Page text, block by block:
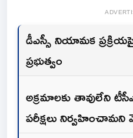
డీఎస్సీ నియామక ప్రక్రియపై
ప్రభుత్వం
అక్రమాలకు తావులేని
పరీక్షలు నిర్వహించామని